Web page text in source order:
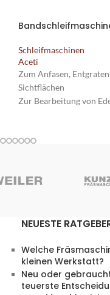
Schleifmaschinen
Aceti
Zum Anfasen,
Sichtflächen
Zur Bearbeitung von
Bauteile
NEUESTE
Welche
kleinen Werkstatt?
Neu oder
teuerste